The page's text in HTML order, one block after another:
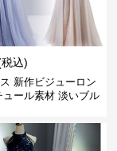
込)
新作ビジューロン
ール素材 淡いブル
ー発表会用